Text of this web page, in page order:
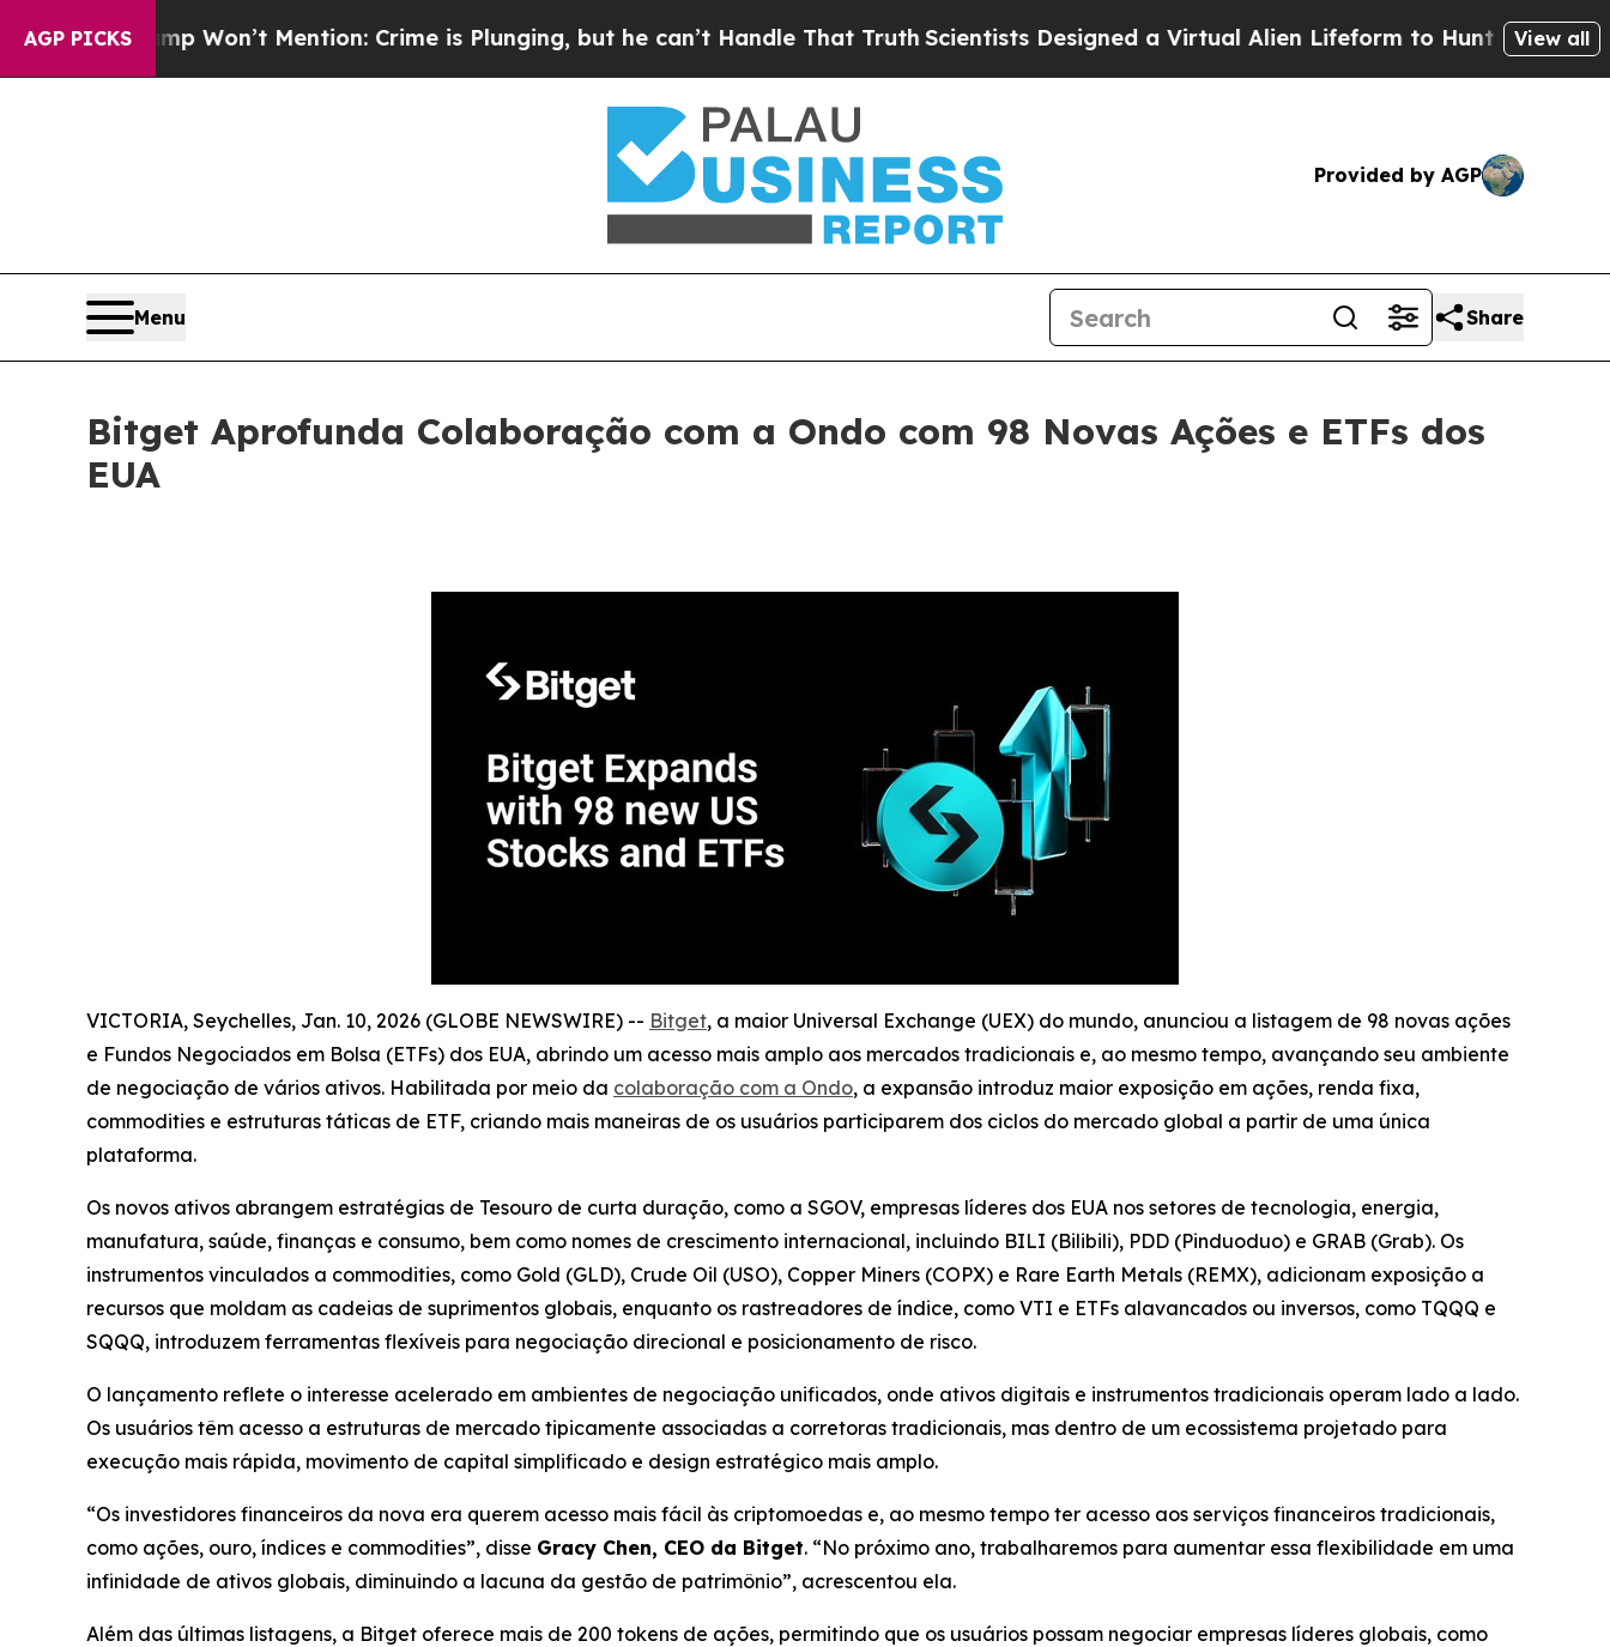
AGP PICKS
Trump Won’t Mention: Crime is Plunging, but he can’t Handle That TruthScientists Designed a Virtual Alien Lifeform to Hunt for View all
Provided by AGP
Menu Share
Bitget Aprofunda Colaboração com a Ondo com 98 Novas Ações e ETFs dos
EUA
VICTORIA, Seychelles, Jan. 10, 2026 (GLOBE NEWSWIRE) -- Bitget, a maior Universal Exchange (UEX) do mundo, anunciou a listagem de 98 novas ações
e Fundos Negociados em Bolsa (ETFs) dos EUA, abrindo um acesso mais amplo aos mercados tradicionais e, ao mesmo tempo, avançando seu ambiente
de negociação de vários ativos. Habilitada por meio da colaboração com a Ondo, a expansão introduz maior exposição em ações, renda fixa,
commodities e estruturas táticas de ETF, criando mais maneiras de os usuários participarem dos ciclos do mercado global a partir de uma única
plataforma.
Os novos ativos abrangem estratégias de Tesouro de curta duração, como a SGOV, empresas líderes dos EUA nos setores de tecnologia, energia,
manufatura, saúde, finanças e consumo, bem como nomes de crescimento internacional, incluindo BILI (Bilibili), PDD (Pinduoduo) e GRAB (Grab). Os
instrumentos vinculados a commodities, como Gold (GLD), Crude Oil (USO), Copper Miners (COPX) e Rare Earth Metals (REMX), adicionam exposição a
recursos que moldam as cadeias de suprimentos globais, enquanto os rastreadores de índice, como VTI e ETFs alavancados ou inversos, como TQQQ e
SQQQ, introduzem ferramentas flexíveis para negociação direcional e posicionamento de risco.
O lançamento reflete o interesse acelerado em ambientes de negociação unificados, onde ativos digitais e instrumentos tradicionais operam lado a lado.
Os usuários têm acesso a estruturas de mercado tipicamente associadas a corretoras tradicionais, mas dentro de um ecossistema projetado para
execução mais rápida, movimento de capital simplificado e design estratégico mais amplo.
“Os investidores financeiros da nova era querem acesso mais fácil às criptomoedas e, ao mesmo tempo ter acesso aos serviços financeiros tradicionais,
como ações, ouro, índices e commodities”, disse Gracy Chen, CEO da Bitget. “No próximo ano, trabalharemos para aumentar essa flexibilidade em uma
infinidade de ativos globais, diminuindo a lacuna da gestão de patrimônio”, acrescentou ela.
Além das últimas listagens, a Bitget oferece mais de 200 tokens de ações, permitindo que os usuários possam negociar empresas líderes globais, como